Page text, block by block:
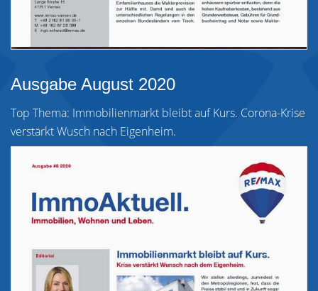
Ausgabe August 2020
Top Thema: Immobilienmarkt bleibt auf Kurs. Corona-Krise
verstärkt Wusch nach Eigenheim.